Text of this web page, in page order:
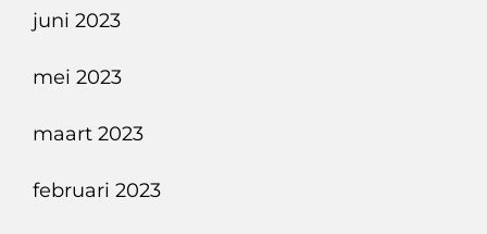
juni 2023
mei 2023
maart 2023
februari 2023